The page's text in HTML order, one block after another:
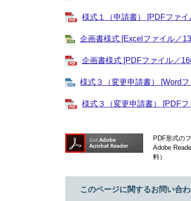
様式１（申請書） [PDFファイ
企画書様式 [Excelファイル／
企画書様式 [PDFファイル／
様式３（変更申請書） [Word
様式３（変更申請書） [PDFフ
PDF形式の
Adobe
料）
このページに関するお問い合